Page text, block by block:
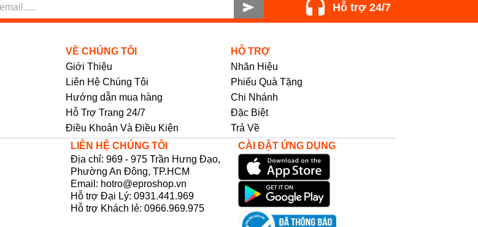
Hỗ trợ 24/7
VỀ CHÚNG TÔI
Giới Thiệu
Liên Hệ Chúng Tôi
Hướng dẫn mua hàng
Hỗ Trợ Trang 24/7
Điều Khoản Và Điều Kiện
HỖ TRỢ
Nhãn Hiệu
Phiếu Quà Tặng
Chi Nhánh
Đặc Biệt
Trả Về
LIÊN HỆ CHÚNG TÔI
Địa chỉ: 969 - 975 Trần Hưng Đạo,
Phường An Đông, TP.HCM
Email: hotro@eproshop.vn
Hỗ trợ Đại Lý: 0931.441.969
Hỗ trợ Khách lẻ: 0966.969.975
CÀI ĐẶT ỨNG DỤNG